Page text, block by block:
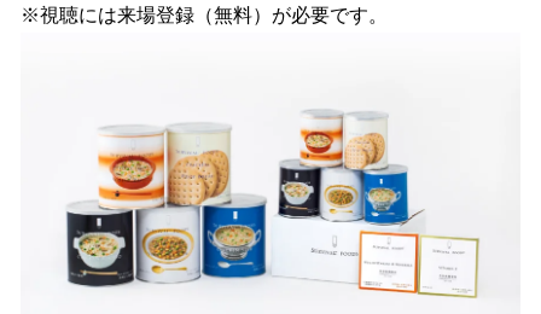
※視聴には来場登録（無料）が必要です。